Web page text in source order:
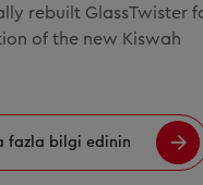
rebuilt GlassTwister
of the new Kiswah
fazla bilgi edinin